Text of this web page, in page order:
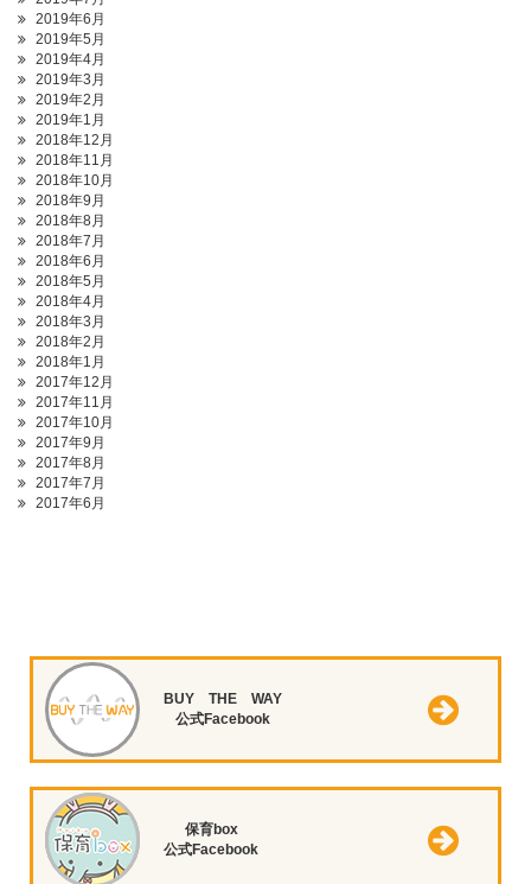
2019年6月
2019年5月
2019年4月
2019年3月
2019年2月
2019年1月
2018年12月
2018年11月
2018年10月
2018年9月
2018年8月
2018年7月
2018年6月
2018年5月
2018年4月
2018年3月
2018年2月
2018年1月
2017年12月
2017年11月
2017年10月
2017年9月
2017年8月
2017年7月
2017年6月
BUY THE WAY
公式Facebook
保育box
公式Facebook